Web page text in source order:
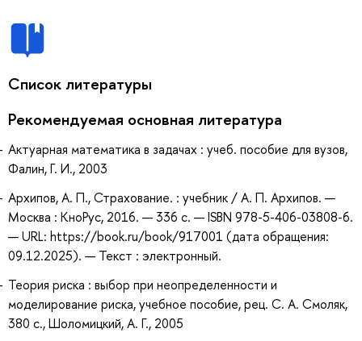
Список литературы
Рекомендуемая основная литература
Актуарная математика в задачах : учеб. пособие для вузов,
Фалин, Г. И., 2003
Архипов, А. П., Страхование. : учебник / А. П. Архипов. —
Москва : КноРус, 2016. — 336 с. — ISBN 978-5-406-03808-6.
— URL: https://book.ru/book/917001 (дата обращения:
09.12.2025). — Текст : электронный.
Теория риска : выбор при неопределенности и
моделирование риска, учебное пособие, рец. С. А. Смоляк,
380 с., Шоломицкий, А. Г., 2005